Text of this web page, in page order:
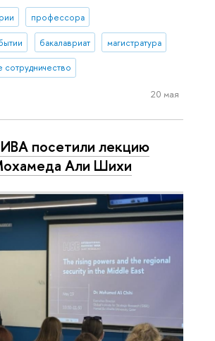
профессора
бакалавриат магистратура
20 мая
посетили лекцию
Али Шихи